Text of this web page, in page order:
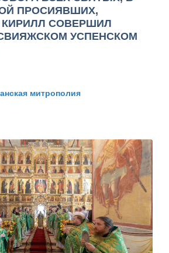
ПРОСИЯВШИХ,
СОВЕРШИЛ
УСПЕНСКОМ
митрополия